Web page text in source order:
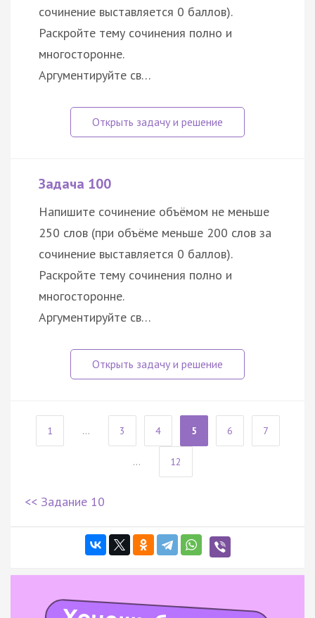
сочинение выставляется 0 баллов).
Раскройте тему сочинения полно и
многосторонне.
Аргументируйте св…
Задача 100
Напишите сочинение объёмом не меньше
250 слов (при объёме меньше 200 слов за
сочинение выставляется 0 баллов).
Раскройте тему сочинения полно и
многосторонне.
Аргументируйте св…
1 ... 3 4 5 6 7
... 12
<< Задание 10